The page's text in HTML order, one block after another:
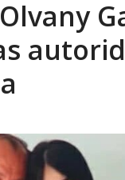
R AGOSTO 8, 2026